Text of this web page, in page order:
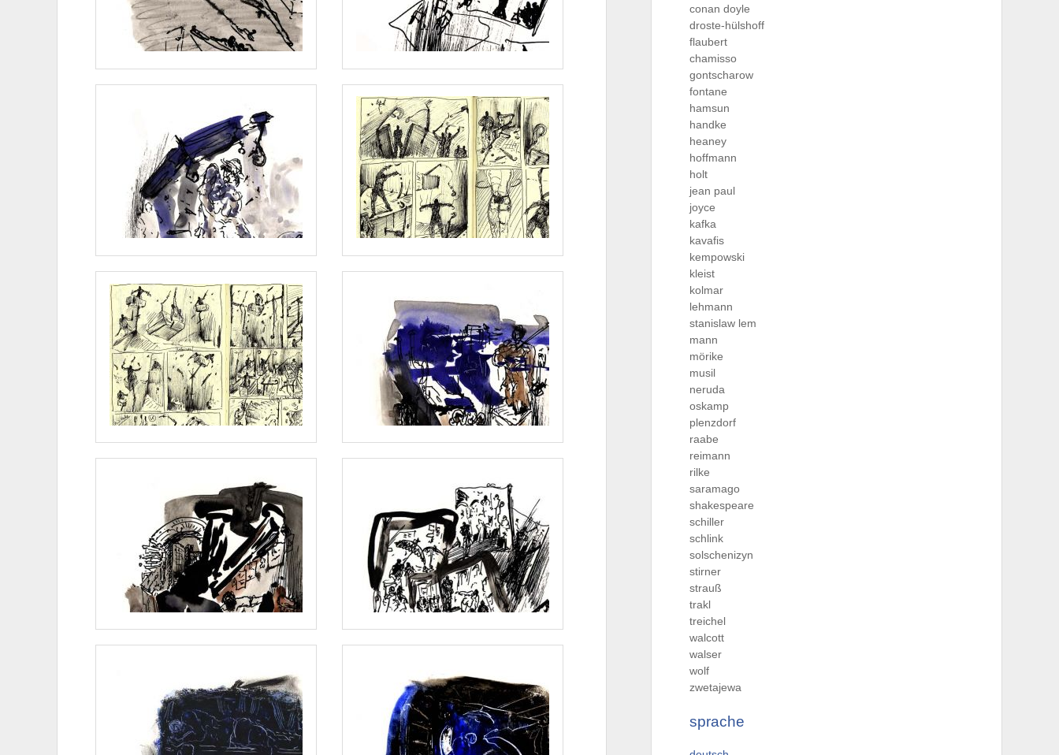
conan doyle
droste-hülshoff
flaubert
chamisso
gontscharow
fontane
hamsun
handke
heaney
hoffmann
holt
jean paul
joyce
kafka
kavafis
kempowski
kleist
kolmar
lehmann
stanislaw lem
mann
mörike
musil
neruda
oskamp
plenzdorf
raabe
reimann
rilke
saramago
shakespeare
schiller
schlink
solschenizyn
stirner
strauß
trakl
treichel
walcott
walser
wolf
zwetajewa
sprache